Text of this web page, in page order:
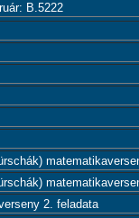
B.5222
2. feladata